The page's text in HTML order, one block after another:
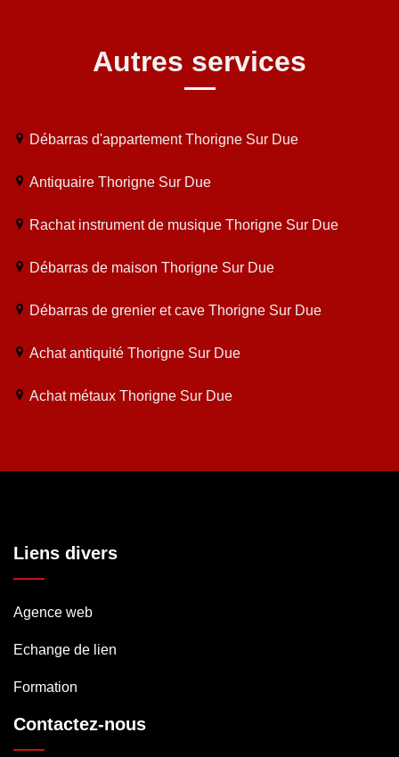
Autres services
Débarras d'appartement Thorigne Sur Due
Antiquaire Thorigne Sur Due
Rachat instrument de musique Thorigne Sur Due
Débarras de maison Thorigne Sur Due
Débarras de grenier et cave Thorigne Sur Due
Achat antiquité Thorigne Sur Due
Achat métaux Thorigne Sur Due
Liens divers
Agence web
Echange de lien
Formation
Contactez-nous